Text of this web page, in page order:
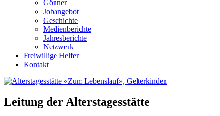
Gönner
Jobangebot
Geschichte
Medienberichte
Jahresberichte
Netzwerk
Freiwillige Helfer
Kontakt
Leitung der Alterstagesstätte